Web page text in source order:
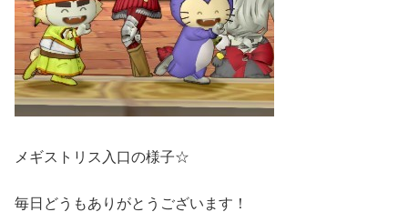
メギストリス入口の様子☆
毎日どうもありがとうございます！